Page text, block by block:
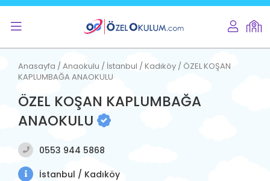
Anasayfa / Anaokulu / İstanbul / Kadıköy / ÖZEL KOŞAN
KAPLUMBAĞA ANAOKULU
ÖZEL KOŞAN KAPLUMBAĞA
ANAOKULU
0553 944 5868
İstanbul / Kadıköy